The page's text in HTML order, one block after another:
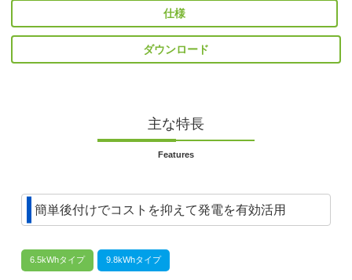
仕様
ダウンロード
主な特長
Features
簡単後付けでコストを抑えて発電を有効活用
6.5kWhタイプ 9.8kWhタイプ